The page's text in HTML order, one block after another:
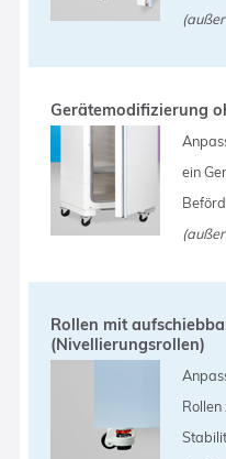
Gerätemodifizierung
ein
Rollen mit
(Nivellierungsrollen)